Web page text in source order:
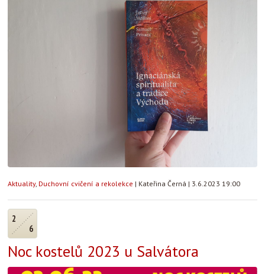
Aktuality, Duchovní cvičení a rekolekce | Kateřina Černá | 3.6.2023 19:00
2
6
Noc kostelů 2023 u Salvátora